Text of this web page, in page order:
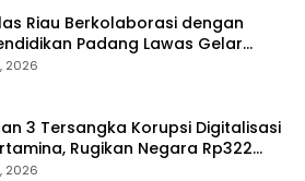
Riau Berkolaborasi dengan
Padang Lawas Gelar
OSIS SMP se-Kabupaten Padang
2026
3 Tersangka Korupsi Digitalisasi
Rugikan Negara Rp322
2026